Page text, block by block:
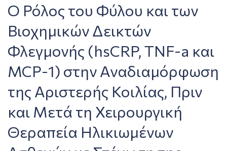
Ο Ρόλος του Φύλου και των
Βιοχημικών Δεικτών
Φλεγμονής (hsCRP, TNF-a και
MCP-1) στην Αναδιαμόρφωση
της Αριστερής Κοιλίας, Πριν
και Μετά τη Χειρουργική
Θεραπεία Ηλικιωμένων